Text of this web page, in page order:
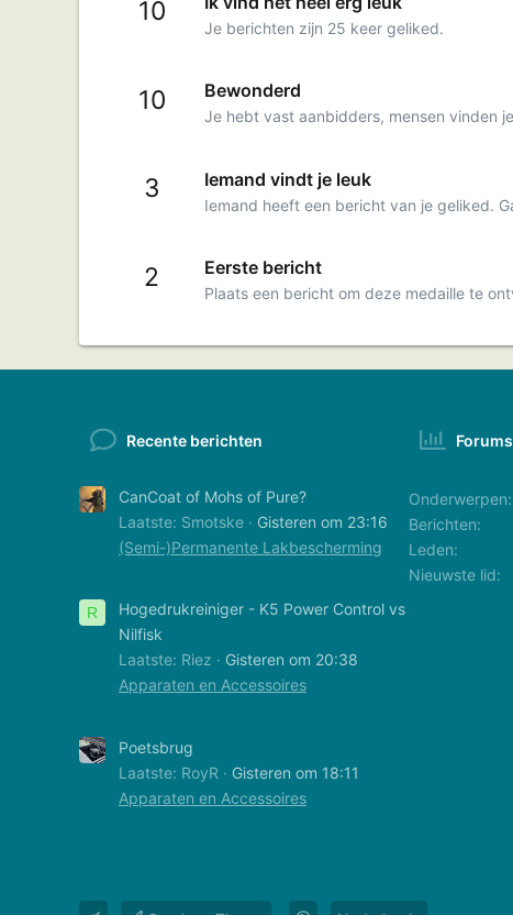
10
Je berichten zijn 25 keer geliked.
10 Bewonderd
Je hebt vast aanbidders, mensen vinden
3 Iemand vindt je leuk
Iemand heeft een bericht van je geliked.
2 Eerste bericht
Plaats een bericht om deze medaille te
Recente berichten
CanCoat of Mohs of Pure?
Laatste: Smotske
Gisteren om 23:16
(Semi-)Permanente Lakbescherming
R
Hogedrukreiniger - K5 Power Control vs
Nilfisk
Laatste: Riez
Gisteren om 20:38
Apparaten en Accessoires
Poetsbrug
Laatste: RoyR
Gisteren om 18:11
Apparaten en Accessoires
Onderwerpen
Berichten
Leden
Nieuwste lid